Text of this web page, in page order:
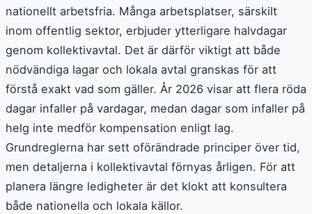
nationellt arbetsfria. Många arbetsplatser, särskilt
inom offentlig sektor, erbjuder ytterligare halvdagar
genom kollektivavtal. Det är därför viktigt att både
nödvändiga lagar och lokala avtal granskas för att
förstå exakt vad som gäller. År 2026 visar att flera röda
dagar infaller på vardagar, medan dagar som infaller på
helg inte medför kompensation enligt lag.
Grundreglerna har sett oförändrade principer över tid,
men detaljerna i kollektivavtal förnyas årligen. För att
planera längre ledigheter är det klokt att konsultera
både nationella och lokala källor.